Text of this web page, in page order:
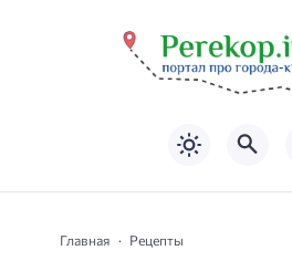
Главная Рецепты